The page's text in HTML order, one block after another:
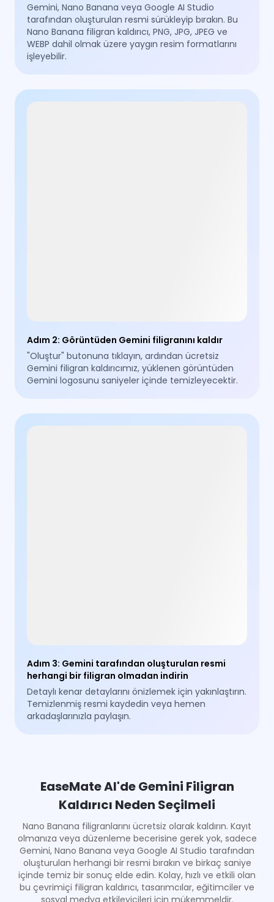
Gemini, Nano Banana veya Google AI Studio
tarafından oluşturulan resmi sürükleyip bırakın. Bu
Nano Banana filigran kaldırıcı, PNG, JPG, JPEG ve
WEBP dahil olmak üzere yaygın resim formatlarını
işleyebilir.
Adım 2: Görüntüden Gemini filigranını kaldır
"Oluştur" butonuna tıklayın, ardından ücretsiz
Gemini filigran kaldırıcımız, yüklenen görüntüden
Gemini logosunu saniyeler içinde temizleyecektir.
Adım 3: Gemini tarafından oluşturulan resmi
herhangi bir filigran olmadan indirin
Detaylı kenar detaylarını önizlemek için yakınlaştırın.
Temizlenmiş resmi kaydedin veya hemen
arkadaşlarınızla paylaşın.
EaseMate AI'de Gemini Filigran
Kaldırıcı Neden Seçilmeli
Nano Banana filigranlarını ücretsiz olarak kaldırın. Kayıt
olmanıza veya düzenleme becerisine gerek yok, sadece
Gemini, Nano Banana veya Google AI Studio tarafından
oluşturulan herhangi bir resmi bırakın ve birkaç saniye
içinde temiz bir sonuç elde edin. Kolay, hızlı ve etkili olan
bu çevrimiçi filigran kaldırıcı, tasarımcılar, eğitimciler ve